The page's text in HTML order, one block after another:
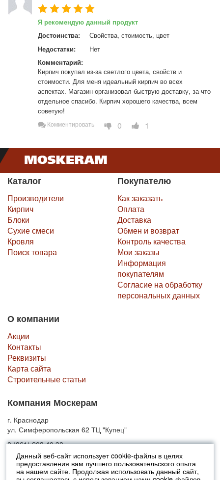
Данный веб-сайт использует cookie-файлы в целях
предоставления вам лучшего пользовательского опыта
на нашем сайте. Продолжая использовать данный сайт,
Я рекомендую данный продукт
Достоинства:
Свойства, стоимость, цвет
Недостатки:
Нет
Комментарий:
Кирпич покупал из-за светлого цвета, свойств и
стоимости. Для меня идеальный кирпич во всех
аспектах. Магазин организовал быструю доставку, за что
отдельное спасибо. Кирпич хорошего качества, всем
советую!
Комментировать 0 1
Каталог
Производители
Кирпич
Блоки
Сухие смеси
Кровля
Поиск товара
Покупателю
Как заказать
Оплата
Доставка
Обмен и возврат
Контроль качества
Мои заказы
Информация
покупателям
Согласие на обработку
персональных данных
О компании
Акции
Контакты
Реквизиты
Карта сайта
Строительные статьи
Компания Москерам
г. Краснодар
ул. Симферопольская 62 ТЦ "Купец"
8 (861) 203 40 38
© 2010-2026 Москерам
Указанные на сайте цены не являются публичной офертой (ст.435 ГК